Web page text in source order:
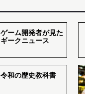
ゲーム開発者が見た
ギークニュース
令和の歴史教科書